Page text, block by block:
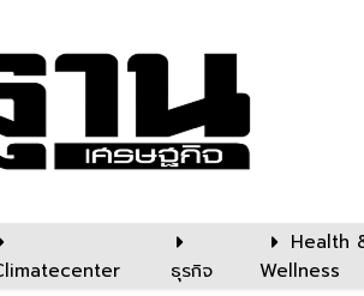
ธุรกิจ
Health
Wellness